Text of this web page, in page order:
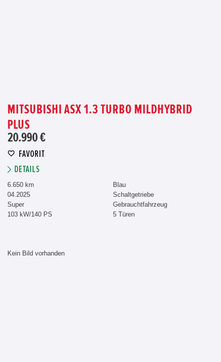
MITSUBISHI ASX 1.3 TURBO MILDHYBRID
PLUS
20.990 €
FAVORIT
DETAILS
6.650 km
04.2025
Super
103 kW/140 PS
Blau
Schaltgetriebe
Gebrauchtfahrzeug
5 Türen
Kein Bild vorhanden